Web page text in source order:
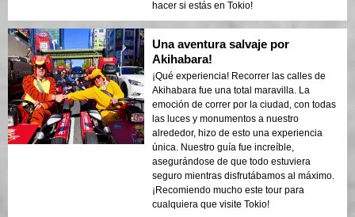
hacer si estás en Tokio!
Una aventura salvaje por
Akihabara!
¡Qué experiencia! Recorrer las calles de
Akihabara fue una total maravilla. La
emoción de correr por la ciudad, con todas
las luces y monumentos a nuestro
alrededor, hizo de esto una experiencia
única. Nuestro guía fue increíble,
asegurándose de que todo estuviera
seguro mientras disfrutábamos al máximo.
¡Recomiendo mucho este tour para
cualquiera que visite Tokio!